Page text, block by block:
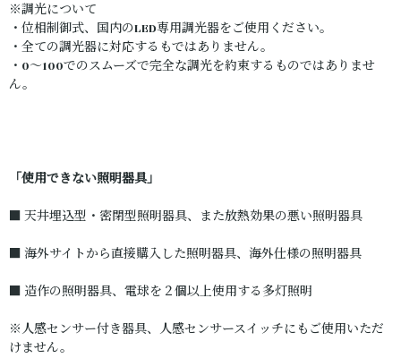
※調光について
・位相制御式、国内のLED専用調光器をご使用ください。
・全ての調光器に対応するもではありません。
・0～100でのスムーズで完全な調光を約束するものではありませ
ん。
「使用できない照明器具」
■ 天井埋込型・密閉型照明器具、また放熱効果の悪い照明器具
■ 海外サイトから直接購入した照明器具、海外仕様の照明器具
■ 造作の照明器具、電球を２個以上使用する多灯照明
※人感センサー付き器具、人感センサースイッチにもご使用いただ
けません。